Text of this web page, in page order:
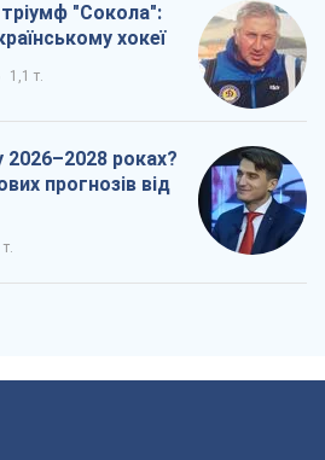
"Сокола":
хокеї
1,1 т.
2026–2028 роках?
прогнозів від